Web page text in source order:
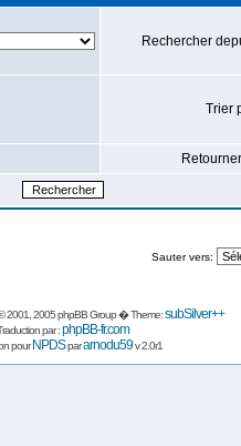
Rechercher
Trier
Sauter vers:
2001, 2005 phpBB Group � Theme:subSilver++
par :phpBB-fr.com
pourNPDSpararnodu59v 2.0r1